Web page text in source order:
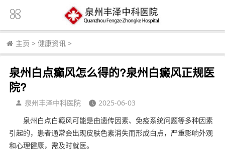
主页 > 健康资讯 >
泉州白点癫风怎么得的?泉州白癜风正规医
院?
泉州丰泽中科医院
2025-06-03
泉州白点白癜风可能是由遗传因素、免疫系统问题等多种因素
引起的，患者通常会出现皮肤色素消失而形成白点，严重影响外观
和心理健康，需及时就医。